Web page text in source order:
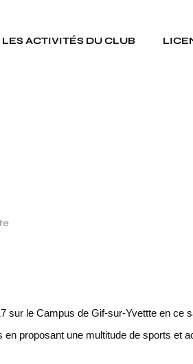
LES ACTIVITÉS DU CLUB
sur le Campus de Gif-sur-Yvettte en ce
proposant une multitude de sports et